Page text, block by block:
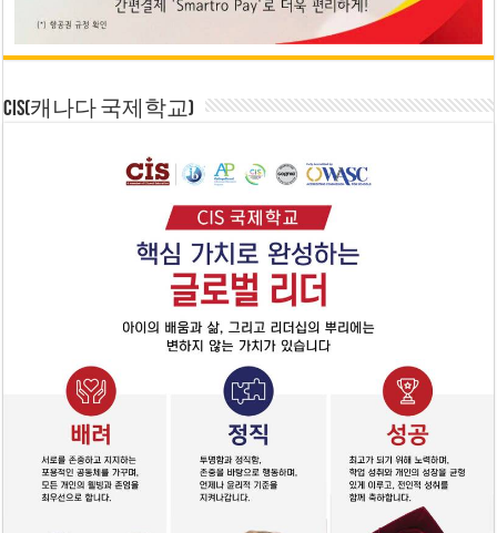
CIS(캐나다 국제학교)